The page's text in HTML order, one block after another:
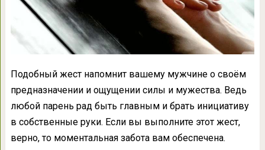
Подобный жест напомнит вашему мужчине о своём
предназначении и ощущении силы и мужества. Ведь
любой парень рад быть главным и брать инициативу
в собственные руки. Если вы выполните этот жест,
верно, то моментальная забота вам обеспечена.